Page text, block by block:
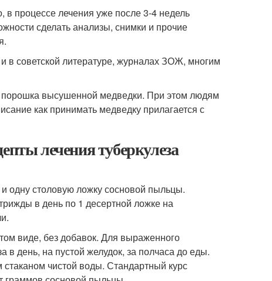
процессе лечения уже после 3-4 недель
сделать анализы, снимки и прочие
в советской литературе, журналах ЗОЖ, многим
порошка высушенной медведки. При этом людям
как принимать медведку прилагается с
лечения туберкулеза
одну столовую ложку сосновой пыльцы.
в день по 1 десертной ложке на
виде, без добавок. Для выраженного
в день, на пустой желудок, за полчаса до еды.
чистой воды. Стандартный курс